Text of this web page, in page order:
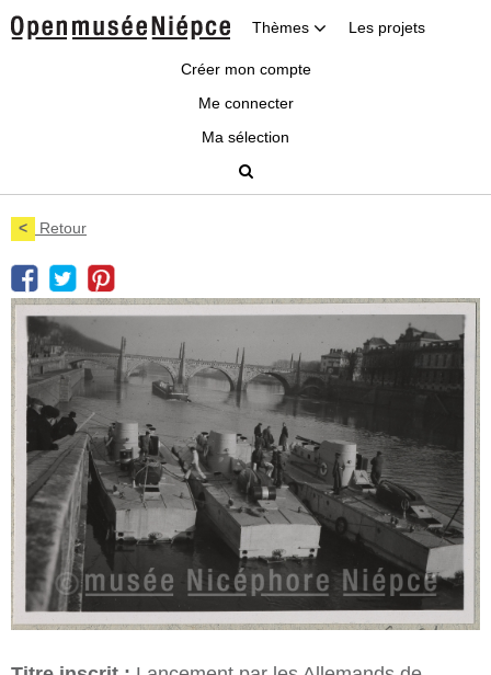
Thèmes Les projets
Créer mon compte
Me connecter
Ma sélection
< Retour